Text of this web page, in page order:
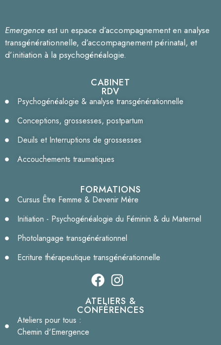
Emergence est un espace d’accompagnement en analyse
transgénérationnelle, d’accompagnement périnatal, et
d’initiation à la psychogénéalogie.
CABINET
RDV
Psychogénéalogie & analyse transgénérationnelle
Conceptions, grossesses, postpartum
Deuils et Interruptions de grossesses
Accouchements traumatiques
FORMATIONS
Cursus Être Femme & Devenir Mère
Initiation - Psychogénéalogie du Féminin & du Maternel
Photolangage transgénérationnel
Ecriture thérapeutique transgénérationnelle
ATELIERS &
CONFÉRENCES
Ateliers pour tous :
Chemin d'Emergence